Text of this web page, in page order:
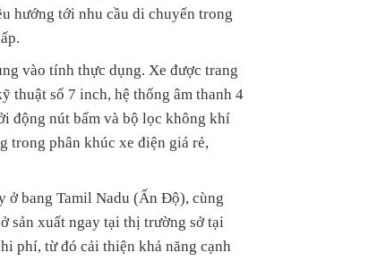
hướng tới nhu cầu di chuyển trong
vào tính thực dụng. Xe được trang
thuật số 7 inch, hệ thống âm thanh 4
động nút bấm và bộ lọc không khí
trong phân khúc xe điện giá rẻ,
ở bang Tamil Nadu (Ấn Độ), cùng
sản xuất ngay tại thị trường sở tại
phí, từ đó cải thiện khả năng cạnh